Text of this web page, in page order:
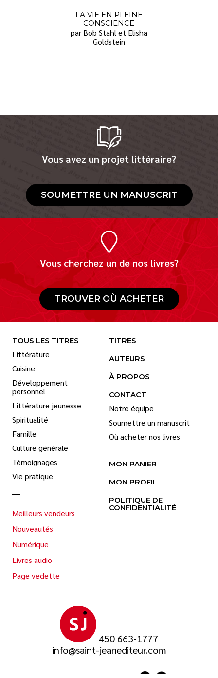
LA VIE EN PLEINE
CONSCIENCE
par Bob Stahl et Elisha
Goldstein
Vous avez un projet littéraire?
SOUMETTRE UN MANUSCRIT
Vous cherchez un de nos livres?
TROUVER OÙ ACHETER
450 663-1777
info@saint-jeanediteur.com
TOUS LES TITRES
Littérature
Cuisine
Développement
personnel
Littérature jeunesse
Spiritualité
Famille
Culture générale
Témoignages
Vie pratique
Meilleurs vendeurs
Nouveautés
Numérique
Livres audio
Page vedette
TITRES
AUTEURS
À PROPOS
CONTACT
Notre équipe
Soumettre un manuscrit
Où acheter nos livres
MON PANIER
MON PROFIL
POLITIQUE DE
CONFIDENTIALITÉ